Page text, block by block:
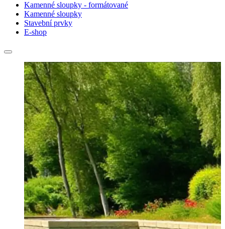
Kamenné sloupky - formátované
Kamenné sloupky
Stavební prvky
E-shop